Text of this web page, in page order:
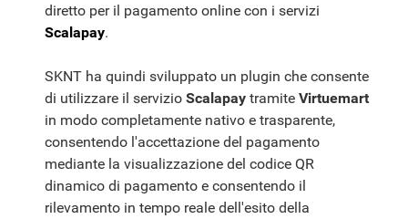
diretto per il pagamento online con i servizi
Scalapay.
SKNT ha quindi sviluppato un plugin che consente
di utilizzare il servizio Scalapay tramite Virtuemart
in modo completamente nativo e trasparente,
consentendo l'accettazione del pagamento
mediante la visualizzazione del codice QR
dinamico di pagamento e consentendo il
rilevamento in tempo reale dell'esito della